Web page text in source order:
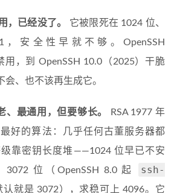
，已经没了。
它被限死在 1024 位、
，安全性早就不够。OpenSSH
用，到 OpenSSH 10.0（2025）干脆
会、也不该再生成它。
、最通用，但要够长。
RSA 1977 年
好的算法：几乎任何古董服务器都
靠密钥长度堆——1024 位早已不安
位（OpenSSH 8.0 起
ssh-
认就是 3072），求稳可上 4096。它